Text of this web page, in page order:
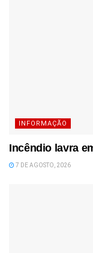
INFORMAÇÃO
Incêndio lavra
7 DE AGOSTO, 2026